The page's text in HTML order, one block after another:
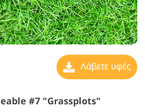
Λάβετε υφές
#7 "Grassplots"